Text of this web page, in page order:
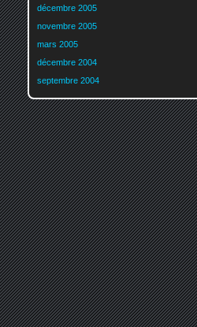
décembre 2005
novembre 2005
mars 2005
décembre 2004
septembre 2004